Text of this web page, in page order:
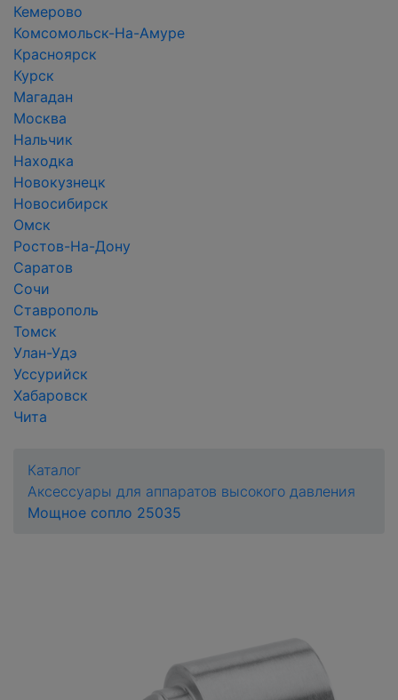
Кемерово
Комсомольск-На-Амуре
Красноярск
Курск
Магадан
Москва
Нальчик
Находка
Новокузнецк
Новосибирск
Омск
Ростов-На-Дону
Саратов
Сочи
Ставрополь
Томск
Улан-Удэ
Уссурийск
Хабаровск
Чита
Каталог
Аксессуары для аппаратов высокого давления
Мощное сопло 25035